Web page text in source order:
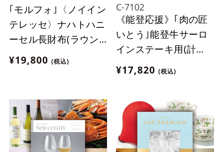
｢モルフォ｣〈ノイイン
テレッセ〉ナハトハニ
ーセル長財布(ラウン
ドファスナー)【カラ
ー：ネイビー×チョ
¥19,800 (税込)
C-7102
《能登応援》｢肉の匠
いとう｣能登牛サーロ
インステーキ用(計
480g)【冷蔵】
¥17,820 (税込)